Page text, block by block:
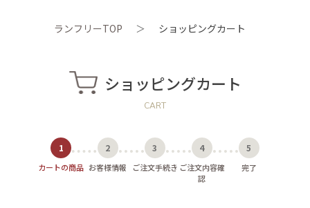
ランフリーTOP ＞ ショッピングカート
ショッピングカート
CART
1
カートの商品
2
お客様情報
3
ご注文手続き
4
ご注文内容確
認
5
完了